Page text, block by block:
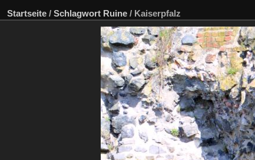
Startseite / Schlagwort Ruine / Kaiserpfalz